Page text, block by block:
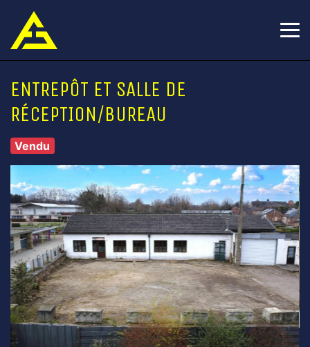
ENTREPÔT ET SALLE DE
RÉCEPTION/BUREAU
Vendu